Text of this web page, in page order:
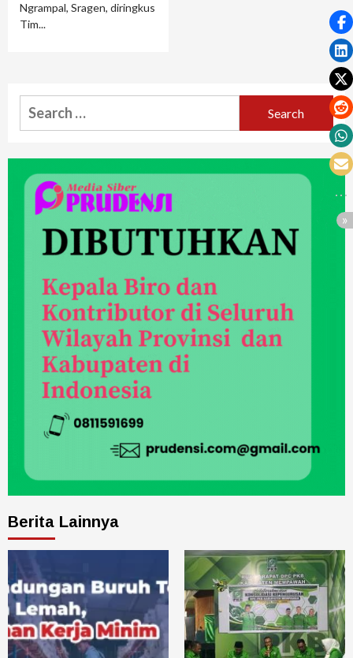
Ngrampal, Sragen, diringkus
Tim...
Berita Lainnya